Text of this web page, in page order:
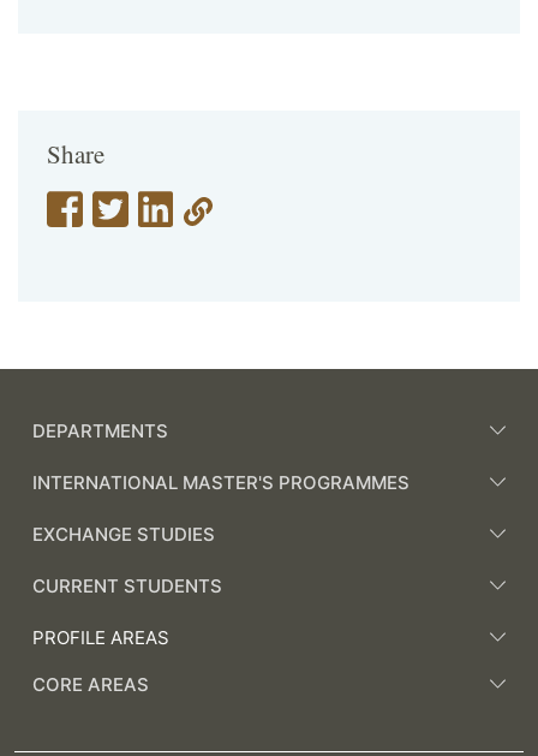
Share
DEPARTMENTS
INTERNATIONAL MASTER'S PROGRAMMES
EXCHANGE STUDIES
CURRENT STUDENTS
PROFILE AREAS
CORE AREAS